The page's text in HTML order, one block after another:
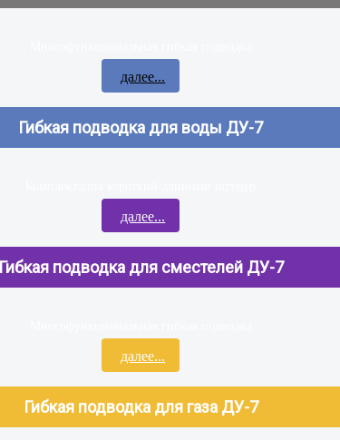
далее...
Гибкая подводка для воды ДУ-7
далее...
Гибкая подводка для сместелей ДУ-7
далее...
Гибкая подводка для газа ДУ-7